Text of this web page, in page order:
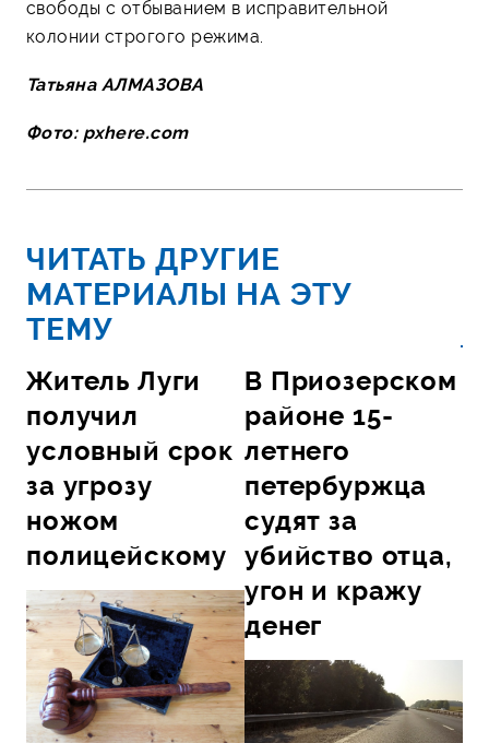
свободы с отбыванием в исправительной
колонии строгого режима.
Татьяна АЛМАЗОВА
Фото: pxhere.com
ЧИТАТЬ ДРУГИЕ
МАТЕРИАЛЫ НА ЭТУ
ТЕМУ
Житель Луги
получил
условный срок
за угрозу
ножом
полицейскому
В Приозерском
районе 15-
летнего
петербуржца
судят за
убийство отца,
угон и кражу
денег